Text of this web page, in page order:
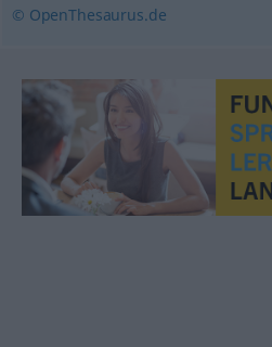
© OpenThesaurus.de